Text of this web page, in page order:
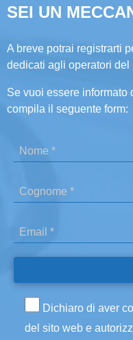
SEI UN
A breve potrai registrarti
dedicati agli operatori del
Se vuoi essere informato
compila il seguente form:
Dichiaro di aver
del sito web e